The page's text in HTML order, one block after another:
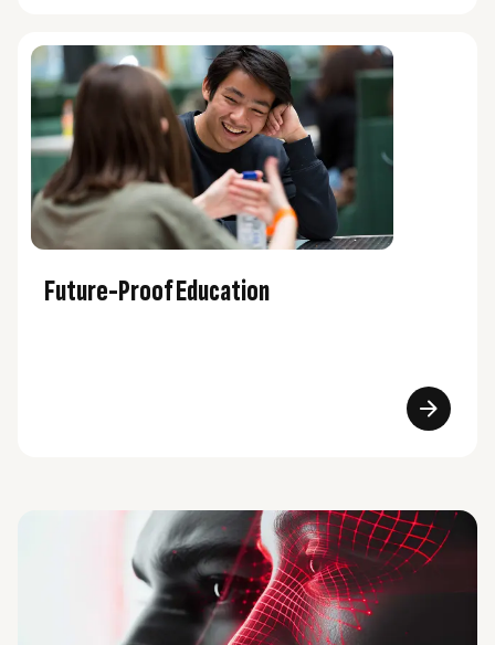
Future-Proof Education